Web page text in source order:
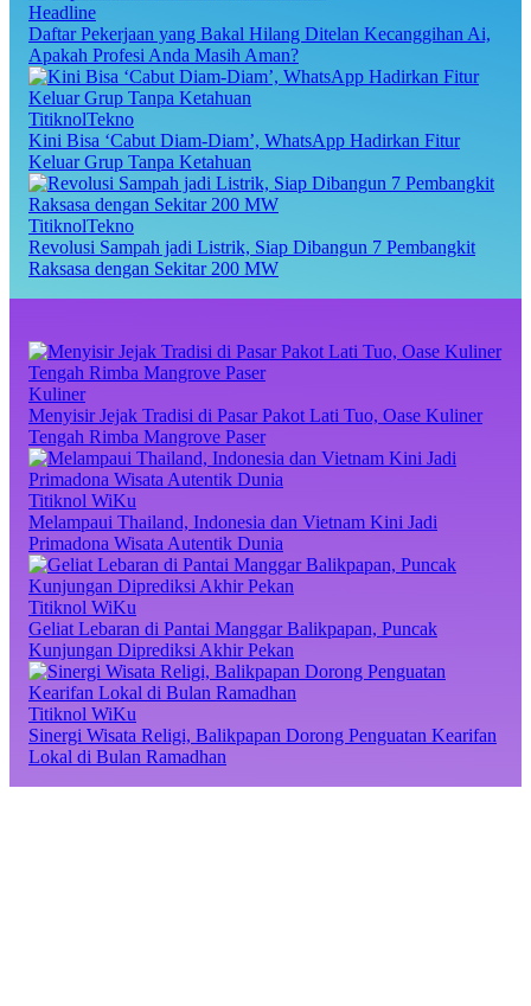
Headline
Daftar Pekerjaan yang Bakal Hilang Ditelan Kecanggihan Ai,
Apakah Profesi Anda Masih Aman?
TitiknolTekno
Kini Bisa ‘Cabut Diam-Diam’, WhatsApp Hadirkan Fitur
Keluar Grup Tanpa Ketahuan
TitiknolTekno
Revolusi Sampah jadi Listrik, Siap Dibangun 7 Pembangkit
Raksasa dengan Sekitar 200 MW
Kuliner
Menyisir Jejak Tradisi di Pasar Pakot Lati Tuo, Oase Kuliner
Tengah Rimba Mangrove Paser
Titiknol WiKu
Melampaui Thailand, Indonesia dan Vietnam Kini Jadi
Primadona Wisata Autentik Dunia
Titiknol WiKu
Geliat Lebaran di Pantai Manggar Balikpapan, Puncak
Kunjungan Diprediksi Akhir Pekan
Titiknol WiKu
Sinergi Wisata Religi, Balikpapan Dorong Penguatan Kearifan
Lokal di Bulan Ramadhan